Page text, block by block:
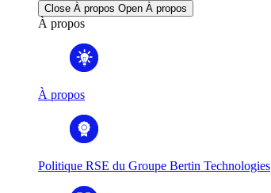
Close À propos Open À propos
À propos
À propos
Politique RSE du Groupe Bertin Technologies